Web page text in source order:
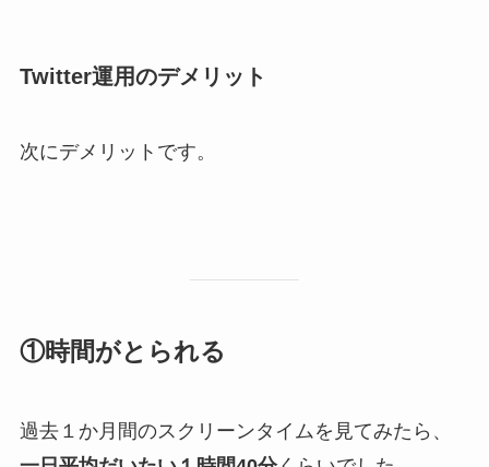
Twitter運用のデメリット
次にデメリットです。
①時間がとられる
過去１か月間のスクリーンタイムを見てみたら、